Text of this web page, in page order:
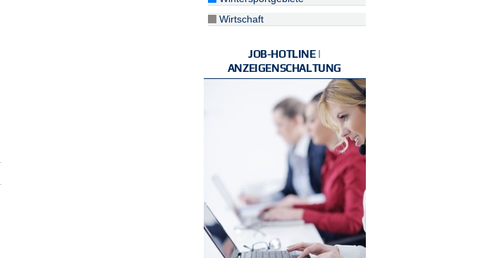
Wirtschaft
JOB-HOTLINE |
ANZEIGENSCHALTUNG